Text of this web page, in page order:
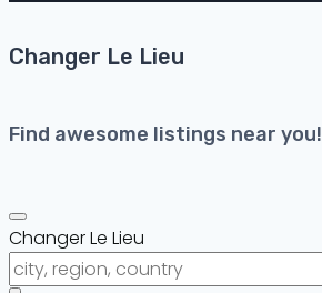
Changer Le Lieu
Find awesome listings near you!
Changer Le Lieu